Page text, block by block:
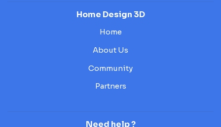
Home Design 3D
Home
About Us
Community
Partners
Need help ?